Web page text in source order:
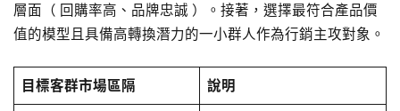
層面（ 回購率高、品牌忠誠 ）。接著，選擇最符合產品價
值的模型且具備高轉換潛力的一小群人作為行銷主攻對象。
目標客群市場區隔 說明